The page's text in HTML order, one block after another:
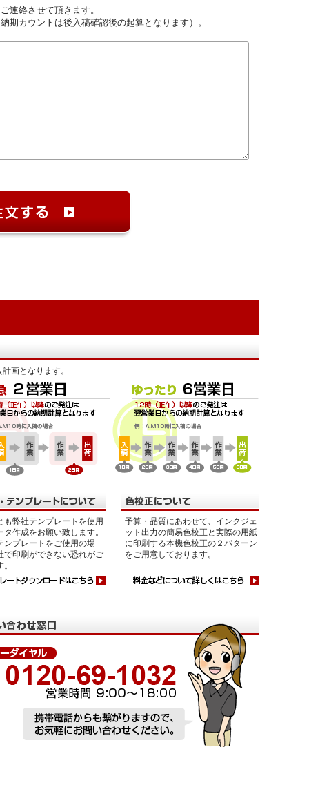
連絡させて頂きます。
期カウントは後入稿確認後の起算となります）。
画となります。
も弊社テンプレートを使用
タ作成をお願い致します。
ンプレートをご使用の場
で印刷ができない恐れがご
予算・品質にあわせて、インクジェ
ット出力の簡易色校正と実際の用紙
に印刷する本機色校正の２パターン
をご用意しております。